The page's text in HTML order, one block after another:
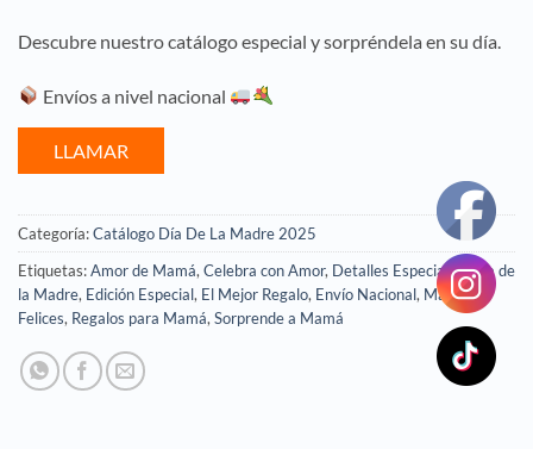
Descubre nuestro catálogo especial y sorpréndela en su día.
Envíos a nivel nacional
LLAMAR
Categoría:Catálogo Día De La Madre 2025
Etiquetas:Amor de Mamá,Celebra con Amor, Detalles Especiales,Día de
la Madre, Edición Especial, El Mejor Regalo, Envío Nacional, Mamás
Felices, Regalos para Mamá,Sorprende a Mamá